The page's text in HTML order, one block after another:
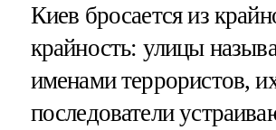
Киев бросается из
крайность: улицы
именами террористов,
последователи